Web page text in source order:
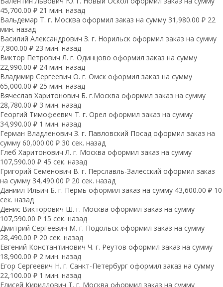
45,700.00 ₽ 21 мин. назад
Вальдемар Т. г. Москва оформил заказ на сумму 31,980.00 ₽ 22
мин. назад
Василий Александрович З. г. Норильск оформил заказ на сумму
7,800.00 ₽ 23 мин. назад
Виктор Петрович Л. г. Одинцово оформил заказ на сумму
22,990.00 ₽ 24 мин. назад
Владимир Сергеевич О. г. Омск оформил заказ на сумму
65,000.00 ₽ 25 мин. назад
Вячеслав Харитонович Б. г.Москва оформил заказ на сумму
28,780.00 ₽ 3 мин. назад
Георгий Тимофеевич Т. г. Орел оформил заказ на сумму
34,990.00 ₽ 1 мин. назад
Герман Владленович З. г. Павловский Посад оформил заказ на
сумму 60,000.00 ₽ 30 сек. назад
Глеб Харитонович Л. г. Москва оформил заказ на сумму
107,590.00 ₽ 45 сек. назад
Григорий Семенович В. г. Перславль-Залесский оформил заказ
на сумму 34,490.00 ₽ 20 сек. назад
Даниил Ильич Б. г. Пермь оформил заказ на сумму 43,600.00 ₽ 10
сек. назад
Денис Викторович Ш. г. Москва оформил заказ на сумму
107,590.00 ₽ 15 сек. назад
Дмитрий Сергеевич М. г. Подольск оформил заказ на сумму
28,490.00 ₽ 20 сек. назад
Евгений Константинович Ч. г. Реутов оформил заказ на сумму
18,900.00 ₽ 2 мин. назад
Егор Сергеевич Н. г. Санкт-Петербург оформил заказ на сумму
22,100.00 ₽ 1 мин. назад
Елисей Кириллович Т. г. Москва оформил заказ на сумму